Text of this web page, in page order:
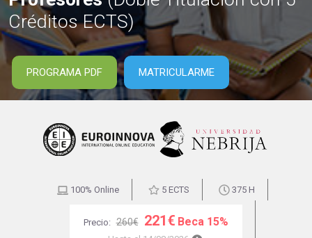
Créditos ECTS)
PROGRAMA PDF MATRICULARME
100% Online 5 ECTS 375 H
Precio: 260€ 221€ Beca 15%